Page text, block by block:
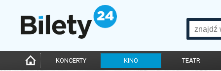
KONCERTY KINO TEATR